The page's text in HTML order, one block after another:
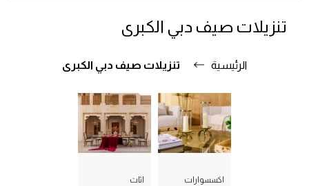
تنزيلات صيف دبي الكبرى
الرئيسية تنزيلات صيف دبي الكبرى
اثاث اكسسوارات